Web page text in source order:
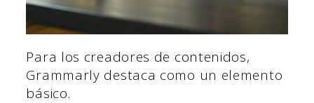
Para los creadores de contenidos,
Grammarly destaca como un elemento
básico.